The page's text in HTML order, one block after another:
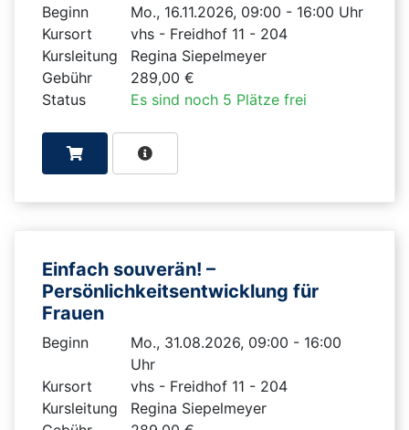
Beginn
Mo., 16.11.2026, 09:00 - 16:00 Uhr
Kursort
vhs - Freidhof 11 - 204
Kursleitung
Regina Siepelmeyer
Gebühr
289,00 €
Status
Es sind noch 5 Plätze frei
Einfach souverän! –
Persönlichkeitsentwicklung für
Frauen
Beginn
Mo., 31.08.2026, 09:00 - 16:00
Uhr
Kursort
vhs - Freidhof 11 - 204
Kursleitung
Regina Siepelmeyer